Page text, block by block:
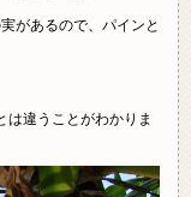
があるので、パインと
は違うことがわかりま